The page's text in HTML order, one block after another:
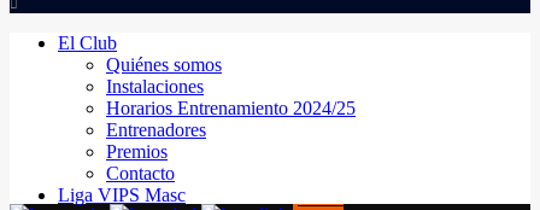
El Club
Quiénes somos
Instalaciones
Horarios Entrenamiento 2024/25
Entrenadores
Premios
Contacto
Liga VIPS Masc